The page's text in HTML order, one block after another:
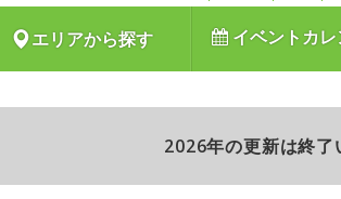
エリアから探す イベントカレ
2026年の更新は終了